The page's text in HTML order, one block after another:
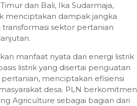
dan Bali, Ika Sudarmaja,
menciptakan dampak jangka
sektor pertanian
manfaat nyata dari energi listrik
listrik yang disertai penguatan
menciptakan efisiensi
desa. PLN berkomitmen
Agriculture sebagai bagian dari